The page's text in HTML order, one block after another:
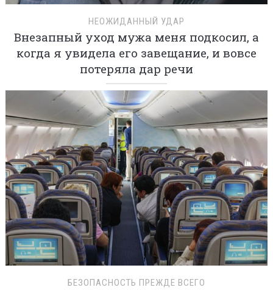
НЕОЖИДАННЫЙ УДАР
Внезапный уход мужа меня подкосил, а
когда я увидела его завещание, и вовсе
потеряла дар речи
БЕЗОПАСНОСТЬ ПРЕЖДЕ ВСЕГО